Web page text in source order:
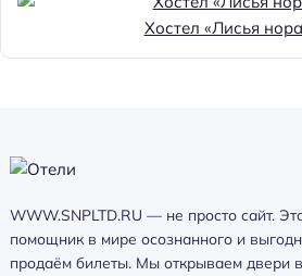
Хостел «Лисья
WWW.SNPLTD.RU — не просто сайт.
помощник в мире осознанного и
продаём билеты. Мы открываем двери